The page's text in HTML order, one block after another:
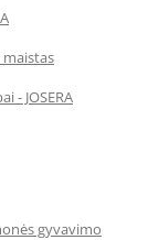
maistas
- JOSERA
gyvavimo